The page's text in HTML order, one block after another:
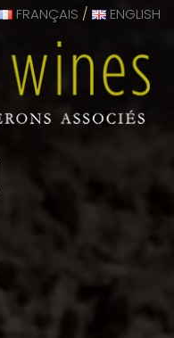
FRANÇAIS / ENGLISH